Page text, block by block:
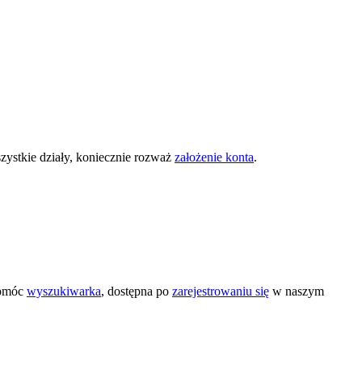
działy, koniecznie rozważ założenie konta.
wyszukiwarka, dostępna po zarejestrowaniu się w naszym